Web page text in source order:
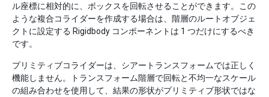
ル座標に相対的に、ボックスを回転させることができます。この
ような複合コライダーを作成する場合は、階層のルートオブジェ
クトに設定する Rigidbody コンポーネントは 1 つだけにするべき
です。
プリミティブコライダーは、シアートランスフォームでは正しく
機能しません。トランスフォーム階層で回転と不均一なスケール
の組み合わせを使用して、結果の形状がプリミティブ形状ではな